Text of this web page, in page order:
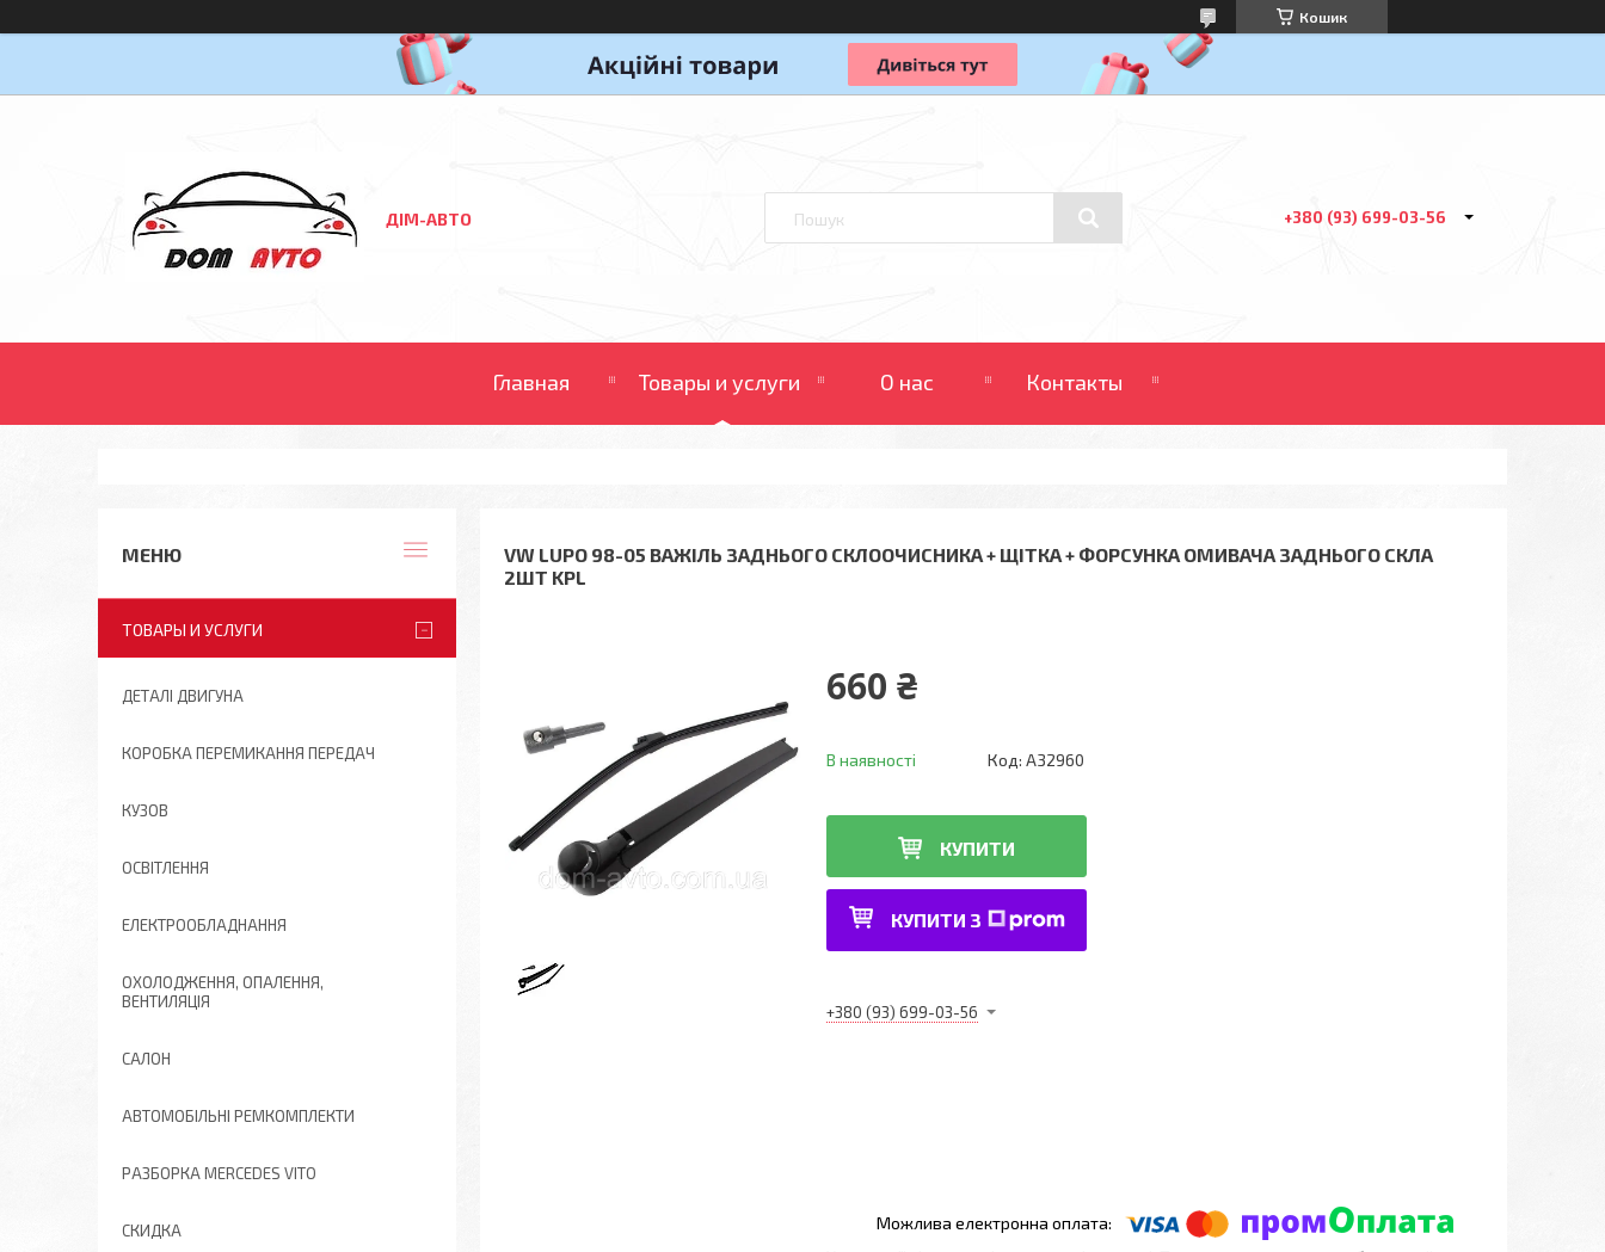
Кошик
ДІМ-АВТО +380 (93) 699-03-56
Главная Товары и услуги О нас Контакты
VW LUPO 98-05 ВАЖІЛЬ ЗАДНЬОГО СКЛООЧИСНИКА + ЩІТКА + ФОРСУНКА ОМИВАЧА ЗАДНЬОГО СКЛА
2ШТ KPL
660 ₴
В наявності Код: A32960
КУПИТИ
КУПИТИ З
+380 (93) 699-03-56
ТОВАРЫ И УСЛУГИ
ДЕТАЛІ ДВИГУНА
КОРОБКА ПЕРЕМИКАННЯ ПЕРЕДАЧ
КУЗОВ
ОСВІТЛЕННЯ
ЕЛЕКТРООБЛАДНАННЯ
ОХОЛОДЖЕННЯ, ОПАЛЕННЯ,
ВЕНТИЛЯЦІЯ
САЛОН
АВТОМОБІЛЬНІ РЕМКОМПЛЕКТИ
РАЗБОРКА MERCEDES VITO
СКИДКА